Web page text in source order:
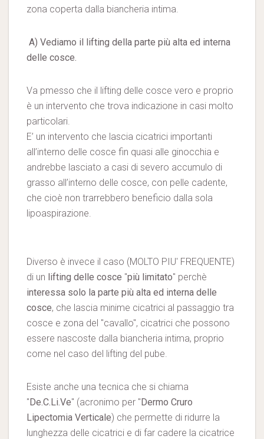
zona coperta dalla biancheria intima.
A) Vediamo il lifting della parte più alta ed interna
delle cosce.
Va pmesso che il lifting delle cosce vero e proprio
è un intervento che trova indicazione in casi molto
particolari.
E’ un intervento che lascia cicatrici importanti
all’interno delle cosce fin quasi alle ginocchia e
andrebbe lasciato a casi di severo accumulo di
grasso all’interno delle cosce, con pelle cadente,
che cioè non trarrebbero beneficio dalla sola
lipoaspirazione.
Diverso è invece il caso (MOLTO PIU' FREQUENTE)
di un lifting delle cosce "più limitato" perchè
interessa solo la parte più alta ed interna delle
cosce, che lascia minime cicatrici al passaggio tra
cosce e zona del "cavallo", cicatrici che possono
essere nascoste dalla biancheria intima, proprio
come nel caso del lifting del pube.
Esiste anche una tecnica che si chiama
"De.C.Li.Ve" (acronimo per "Dermo Cruro
Lipectomia Verticale) che permette di ridurre la
lunghezza delle cicatrici e di far cadere la cicatrice